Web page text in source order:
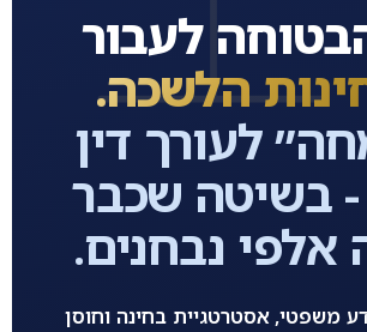
לעבור
הלשכה.
לעורך דין
בשיטה שכבר
אלפי נבחנים.
משפטי, אסטרטגיית בחינה וחוסן